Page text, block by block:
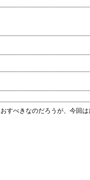
すべきなのだろうが、今回は